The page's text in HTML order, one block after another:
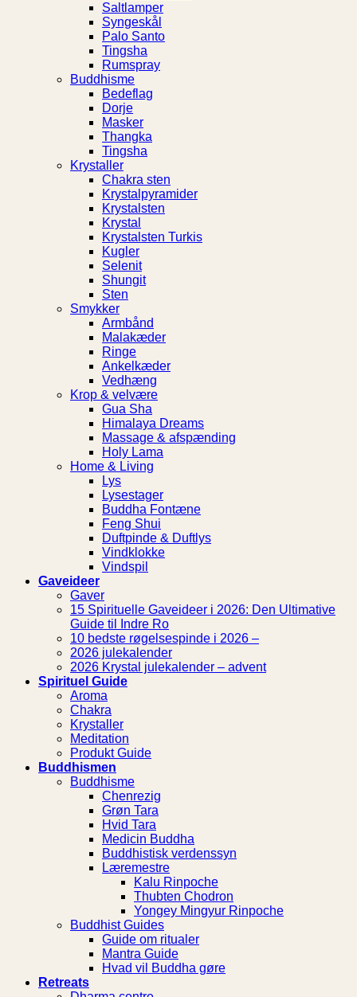
Saltlamper
Syngeskål
Palo Santo
Tingsha
Rumspray
Buddhisme
Bedeflag
Dorje
Masker
Thangka
Tingsha
Krystaller
Chakra sten
Krystalpyramider
Krystalsten
Krystal
Krystalsten Turkis
Kugler
Selenit
Shungit
Sten
Smykker
Armbånd
Malakæder
Ringe
Ankelkæder
Vedhæng
Krop & velvære
Gua Sha
Himalaya Dreams
Massage & afspænding
Holy Lama
Home & Living
Lys
Lysestager
Buddha Fontæne
Feng Shui
Duftpinde & Duftlys
Vindklokke
Vindspil
Gaveideer
Gaver
15 Spirituelle Gaveideer i 2026: Den Ultimative
Guide til Indre Ro
10 bedste røgelsespinde i 2026 –
2026 julekalender
2026 Krystal julekalender – advent
Spirituel Guide
Aroma
Chakra
Krystaller
Meditation
Produkt Guide
Buddhismen
Buddhisme
Chenrezig
Grøn Tara
Hvid Tara
Medicin Buddha
Buddhistisk verdenssyn
Læremestre
Kalu Rinpoche
Thubten Chodron
Yongey Mingyur Rinpoche
Buddhist Guides
Guide om ritualer
Mantra Guide
Hvad vil Buddha gøre
Retreats